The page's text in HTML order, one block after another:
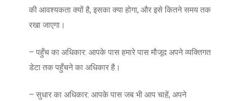
की आवश्यकता क्यों है, इसका क्या होगा, और इसे कितने समय तक
रखा जाएगा।
– पहुँच का अधिकार: आपके पास हमारे पास मौजूद अपने व्यक्तिगत
डेटा तक पहुँचने का अधिकार है।
– सुधार का अधिकार: आपके पास जब भी आप चाहें, अपने